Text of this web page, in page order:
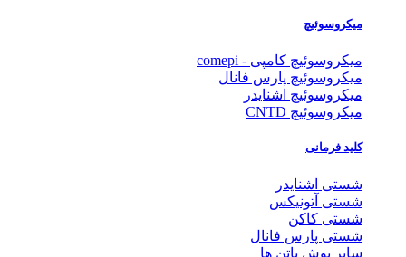
میکروسوئیچ
میکروسوئیچ کامپی - comepi
میکروسوئیچ پارس فانال
میکروسوئیچ اشنایدر
میکروسوئیچ CNTD
کلید فرمانی
شستی اشنایدر
شستی آتونیکس
شستی کاکن
شستی پارس فانال
سایر پوش باتن ها